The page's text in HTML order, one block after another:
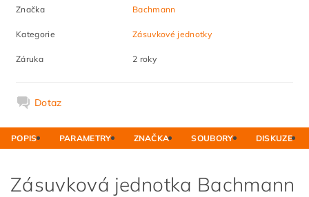
Značka Bachmann
Kategorie Zásuvkové jednotky
Záruka 2 roky
Dotaz
POPIS PARAMETRY ZNAČKA SOUBORY DISKUZE
Zásuvková jednotka Bachmann